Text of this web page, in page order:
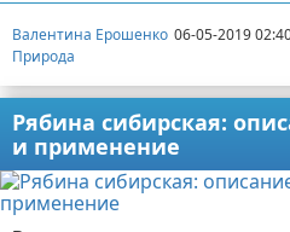
Валентина Ерошенко 06-05-2019
Природа
Рябина сибирская:
и применение